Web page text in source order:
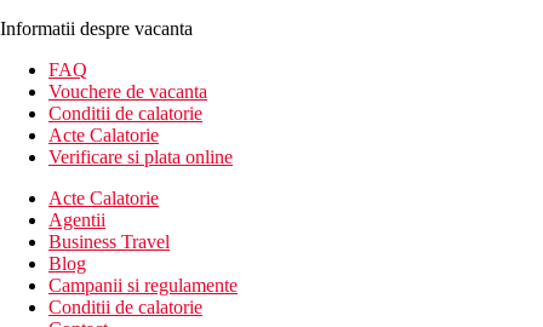
Informatii despre vacanta
FAQ
Vouchere de vacanta
Conditii de calatorie
Acte Calatorie
Verificare si plata online
Acte Calatorie
Agentii
Business Travel
Blog
Campanii si regulamente
Conditii de calatorie